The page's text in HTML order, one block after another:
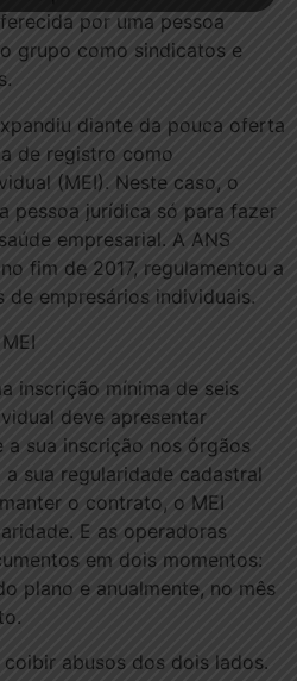
por uma pessoa
grupo como sindicatos e
diante da pouca oferta
de registro como
(MEI). Neste caso, o
pessoa jurídica só para fazer
empresarial. A ANS
fim de 2017, regulamentou a
empresários individuais.
inscrição mínima de seis
deve apresentar
sua inscrição nos órgãos
sua regularidade cadastral
o contrato, o MEI
E as operadoras
em dois momentos:
plano e anualmente, no mês
abusos dos dois lados.